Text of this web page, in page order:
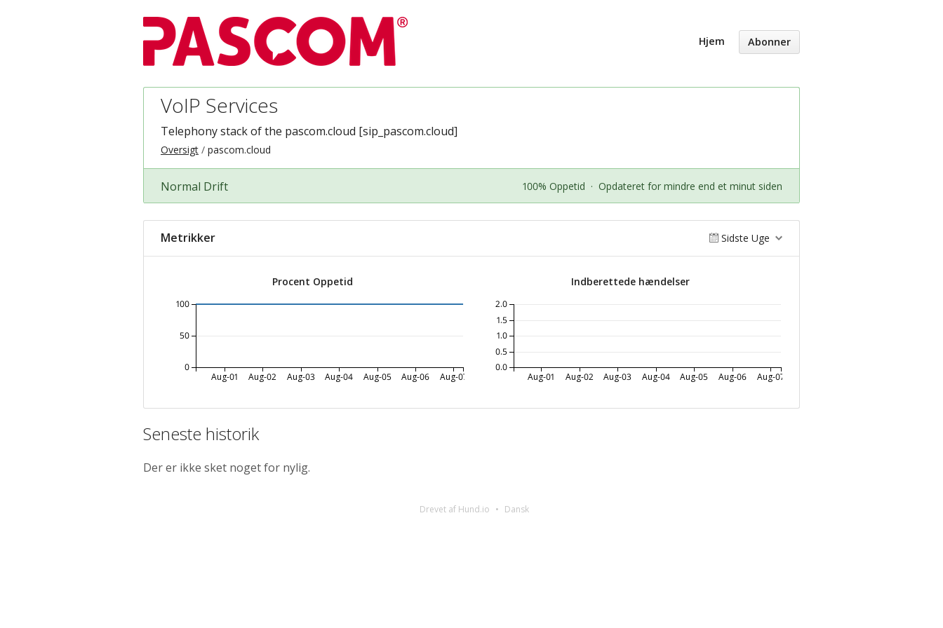
Hjem Abonner
VoIP Services
Telephony stack of the pascom.cloud [sip_pascom.cloud]
Oversigt pascom.cloud
Normal Drift 100% Oppetid · Opdateret for mindre end et minut siden
Metrikker Sidste Uge
Procent Oppetid
Aug-01 Aug-02 Aug-03 Aug-04 Aug-05 Aug-06 Aug-07
0
50
100
Indberettede hændelser
Aug-01 Aug-02 Aug-03 Aug-04 Aug-05 Aug-06 Aug-07
0.0
0.5
1.0
1.5
2.0
Seneste historik
Der er ikke sket noget for nylig.
Drevet af Hund.io Dansk